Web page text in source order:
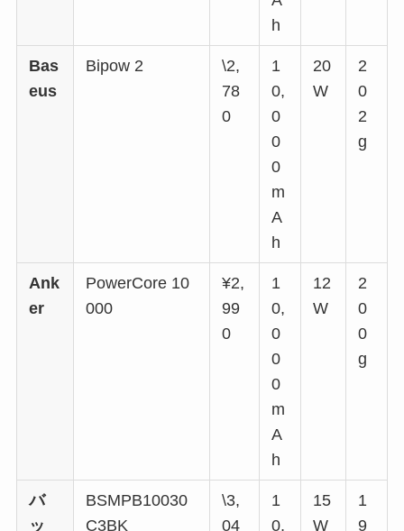
h
Bas
eus
Bipow 2
\2,
78
0
1
0,
0
0
0
m
A
h
20
W
2
0
2
g
Ank
er
PowerCore 10
000
¥2,
99
0
1
0,
0
0
0
m
A
h
12
W
2
0
0
g
バ
ッ
BSMPB10030
C3BK
\3,
04
1
0,
15
W
1
9